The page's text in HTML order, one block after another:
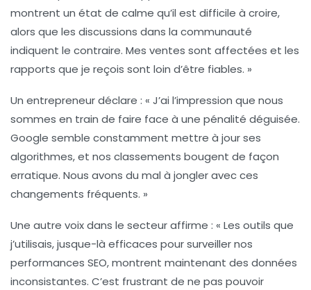
montrent un état de calme qu’il est difficile à croire,
alors que les discussions dans la communauté
indiquent le contraire. Mes ventes sont affectées et les
rapports que je reçois sont loin d’être fiables. »
Un entrepreneur déclare : « J’ai l’impression que nous
sommes en train de faire face à une pénalité déguisée.
Google semble constamment mettre à jour ses
algorithmes, et nos classements bougent de façon
erratique. Nous avons du mal à jongler avec ces
changements fréquents. »
Une autre voix dans le secteur affirme : « Les outils que
j’utilisais, jusque-là efficaces pour surveiller nos
performances SEO, montrent maintenant des données
inconsistantes. C’est frustrant de ne pas pouvoir